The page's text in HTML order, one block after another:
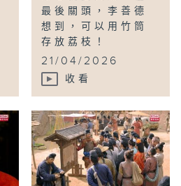
最後關頭，李善德
想到，可以用竹筒
存放荔枝！
21/04/2026
收看